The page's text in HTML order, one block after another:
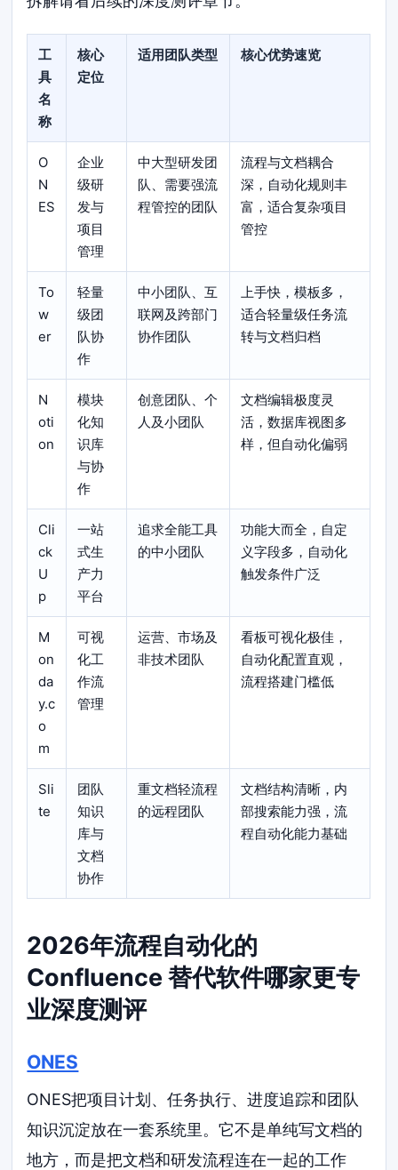
工
具
名
称
核心
定位
适用团队类型 核心优势速览
O
N
ES
企业
级研
发与
项目
管理
中大型研发团
队、需要强流
程管控的团队
流程与文档耦合
深，自动化规则丰
富，适合复杂项目
管控
To
w
er
轻量
级团
队协
作
中小团队、互
联网及跨部门
协作团队
上手快，模板多，
适合轻量级任务流
转与文档归档
N
oti
on
模块
化知
识库
与协
作
创意团队、个
人及小团队
文档编辑极度灵
活，数据库视图多
样，但自动化偏弱
Cli
ck
U
p
一站
式生
产力
平台
追求全能工具
的中小团队
功能大而全，自定
义字段多，自动化
触发条件广泛
M
on
da
y.c
o
m
可视
化工
作流
管理
运营、市场及
非技术团队
看板可视化极佳，
自动化配置直观，
流程搭建门槛低
Sli
te
团队
知识
库与
文档
协作
重文档轻流程
的远程团队
文档结构清晰，内
部搜索能力强，流
程自动化能力基础
2026年流程自动化的
Confluence 替代软件哪家更专
业深度测评
ONES
ONES把项目计划、任务执行、进度追踪和团队
知识沉淀放在一套系统里。它不是单纯写文档的
地方，而是把文档和研发流程连在一起的工作